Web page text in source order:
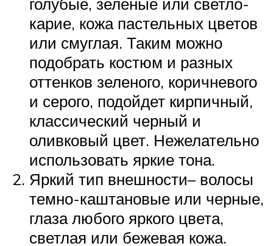
карие, кожа пастельных цветов
или смуглая. Таким можно
подобрать костюм и разных
оттенков зеленого, коричневого
и серого, подойдет кирпичный,
классический черный и
оливковый цвет. Нежелательно
использовать яркие тона.
Яркий тип внешности– волосы
темно-каштановые или черные,
глаза любого яркого цвета,
светлая или бежевая кожа.